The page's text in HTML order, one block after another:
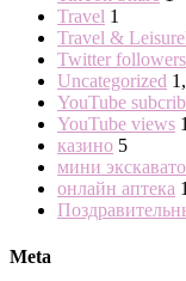
Travel 1
Travel &
Twitter followers
Uncategorized
YouTube
YouTube views 1
казино 5
мини
онлайн аптека
Meta